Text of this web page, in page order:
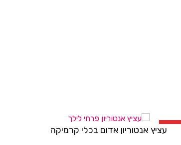
HOT
בחר אפשרויות
עציץ אנטוריון אדום בכלי קרמיקה